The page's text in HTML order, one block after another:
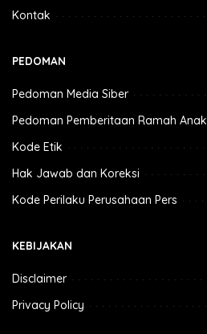
Kontak
PEDOMAN
Pedoman Media Siber
Pedoman Pemberitaan Ramah Anak
Kode Etik
Hak Jawab dan Koreksi
Kode Perilaku Perusahaan Pers
KEBIJAKAN
Disclaimer
Privacy Policy